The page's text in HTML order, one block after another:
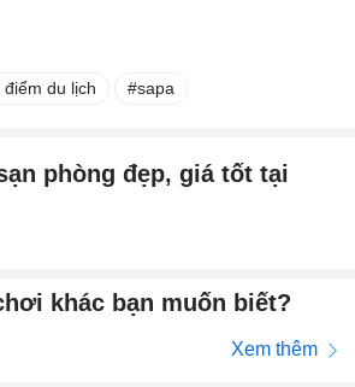
du lịch sapa
phòng đẹp, giá tốt tại
khác bạn muốn biết?
Xem thêm